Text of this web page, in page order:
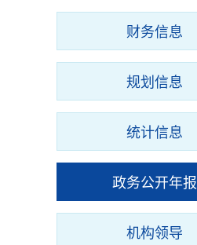
财务信息
规划信息
统计信息
政务公开年报
机构领导